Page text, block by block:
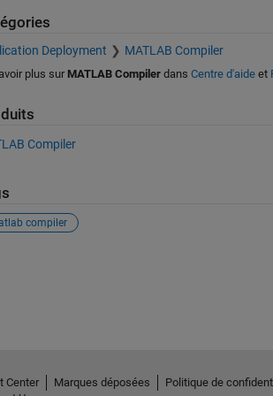
Deployment MATLAB Compiler
plus sur MATLAB Compilerdans Centre d'aideet
Compiler
compiler
Center Marques déposées
Politique de